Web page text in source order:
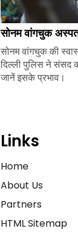
सोनम वांगचुक
सोनम वांगचुक की
दिल्ली पुलिस ने संसद
जानें इसके प्रभाव।
Links
Home
About Us
Partners
HTML Sitemap